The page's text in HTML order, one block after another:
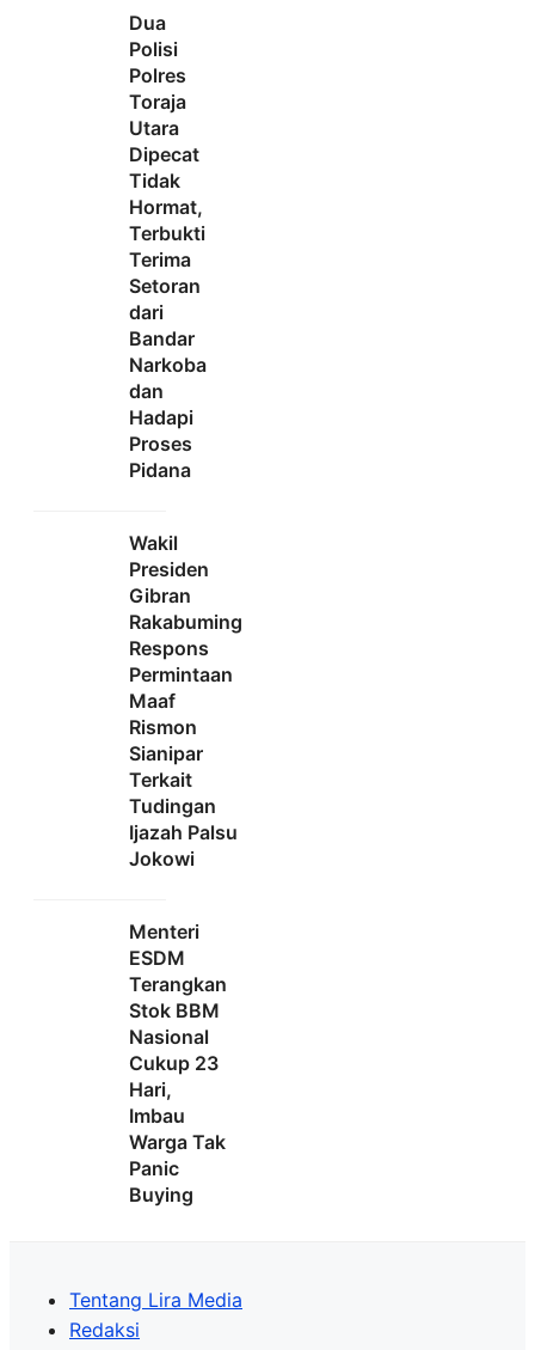
Dua
Polisi
Polres
Toraja
Utara
Dipecat
Tidak
Hormat,
Terbukti
Terima
Setoran
dari
Bandar
Narkoba
dan
Hadapi
Proses
Pidana
Wakil
Presiden
Gibran
Rakabuming
Respons
Permintaan
Maaf
Rismon
Sianipar
Terkait
Tudingan
Ijazah Palsu
Jokowi
Menteri
ESDM
Terangkan
Stok BBM
Nasional
Cukup 23
Hari,
Imbau
Warga Tak
Panic
Buying
Tentang Lira Media
Redaksi